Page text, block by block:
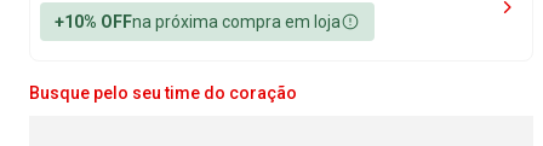
+10% OFFna próxima compra em loja
Busque pelo seu time do coração